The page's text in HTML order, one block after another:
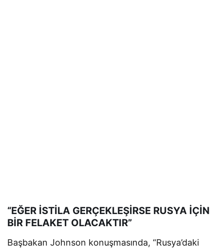
“EĞER İSTİLA GERÇEKLEŞİRSE RUSYA İÇİN
BİR FELAKET OLACAKTIR”
Başbakan Johnson konuşmasında, “Rusya’daki